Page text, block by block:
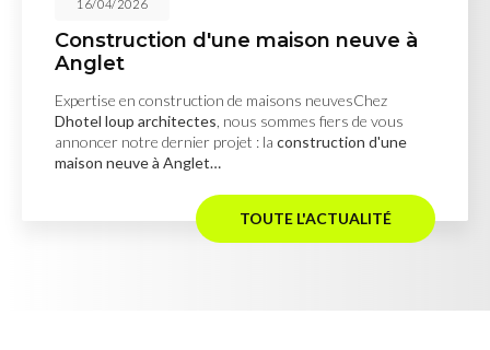
16/04/2026
Construction d'une maison neuve à
Anglet
Expertise en construction de maisons neuvesChez
Dhotel loup architectes , nous sommes fiers de vous
annoncer notre dernier projet : la construction d'une
maison neuve à Anglet…
TOUTE L'ACTUALITÉ